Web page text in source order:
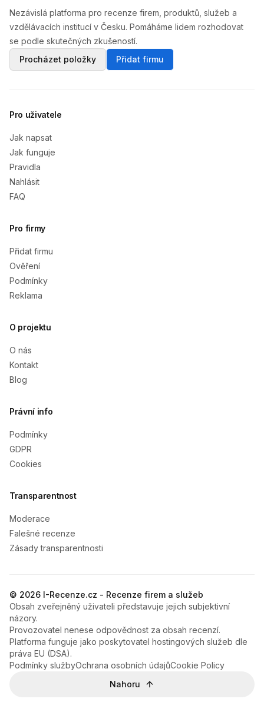
Nezávislá platforma pro recenze firem, produktů, služeb a
vzdělávacích institucí v Česku. Pomáháme lidem rozhodovat
se podle skutečných zkušeností.
Procházet položky
Přidat firmu
Pro uživatele
Jak napsat
Jak funguje
Pravidla
Nahlásit
FAQ
Pro firmy
Přidat firmu
Ověření
Podmínky
Reklama
O projektu
O nás
Kontakt
Blog
Právní info
Podmínky
GDPR
Cookies
Transparentnost
Moderace
Falešné recenze
Zásady transparentnosti
© 2026 I-Recenze.cz - Recenze firem a služeb
Obsah zveřejněný uživateli představuje jejich subjektivní
názory.
Provozovatel nenese odpovědnost za obsah recenzí.
Platforma funguje jako poskytovatel hostingových služeb dle
práva EU (DSA).
Podmínky službyOchrana osobních údajůCookie Policy
Nahoru